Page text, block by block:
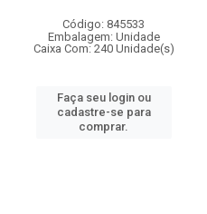
Código: 845533
Embalagem: Unidade
Caixa Com: 240 Unidade(s)
Faça seu login ou
cadastre-se para
comprar.